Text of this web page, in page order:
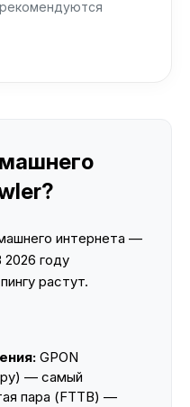
интернета —
2026 году
растут.
GPON
— самый
пара (FTTB) —